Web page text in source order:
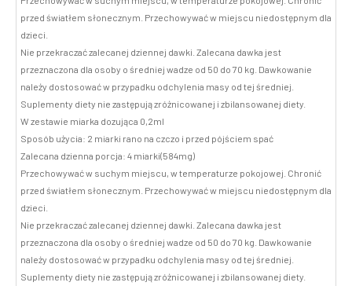
przed światłem słonecznym. Przechowywać w miejscu niedostępnym dla
dzieci.
Nie przekraczać zalecanej dziennej dawki. Zalecana dawka jest
przeznaczona dla osoby o średniej wadze od 50 do 70 kg. Dawkowanie
należy dostosować w przypadku odchylenia masy od tej średniej.
Suplementy diety nie zastępują zróżnicowanej i zbilansowanej diety.
W zestawie miarka dozująca 0,2ml
Sposób użycia: 2 miarki rano na czczo i przed pójściem spać
Zalecana dzienna porcja: 4 miarki(584mg)
Przechowywać w suchym miejscu, w temperaturze pokojowej. Chronić
przed światłem słonecznym. Przechowywać w miejscu niedostępnym dla
dzieci.
Nie przekraczać zalecanej dziennej dawki. Zalecana dawka jest
przeznaczona dla osoby o średniej wadze od 50 do 70 kg. Dawkowanie
należy dostosować w przypadku odchylenia masy od tej średniej.
Suplementy diety nie zastępują zróżnicowanej i zbilansowanej diety.